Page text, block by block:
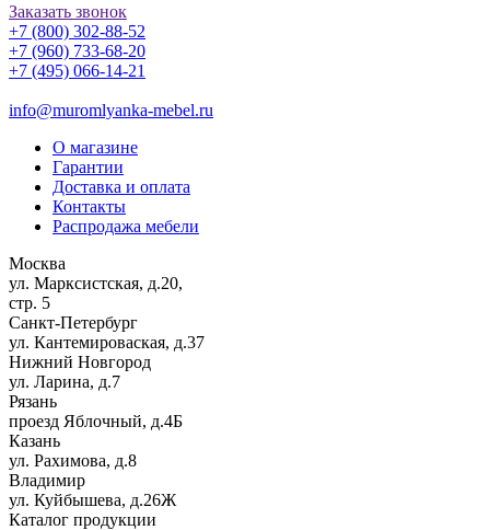
Заказать звонок
+7 (800) 302-88-52
+7 (960) 733-68-20
+7 (495) 066-14-21
info@muromlyanka-mebel.ru
О магазине
Гарантии
Доставка и оплата
Контакты
Распродажа мебели
Москва
ул. Марксистская, д.20,
стр. 5
Санкт-Петербург
ул. Кантемироваская, д.37
Нижний Новгород
ул. Ларина, д.7
Рязань
проезд Яблочный, д.4Б
Казань
ул. Рахимова, д.8
Владимир
ул. Куйбышева, д.26Ж
Каталог продукции